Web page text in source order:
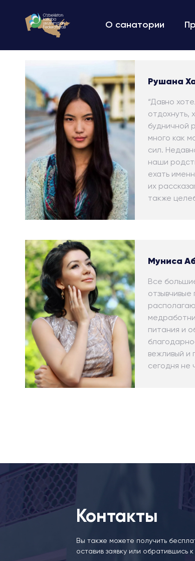
О санатории
Рушана
“Давно
отдохнуть,
будничной
много как
сил.
наши
ехать
их
также
Муниса
Все
питания и
вежливый и
сегодня не
Контакты
Вы также можете получить
оставив заявку или обратившись